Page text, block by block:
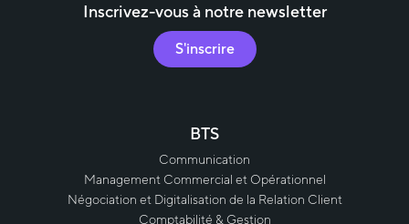
Inscrivez-vous à notre newsletter
S'inscrire
BTS
Communication
Management Commercial et Opérationnel
Négociation et Digitalisation de la Relation Client
Comptabilité & Gestion